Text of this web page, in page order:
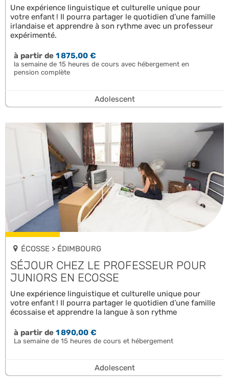
Une expérience linguistique et culturelle unique pour
votre enfant ! Il pourra partager le quotidien d’une famille
irlandaise et apprendre à son rythme avec un professeur
expérimenté.
à partir de1 875,00 €
la semaine de 15 heures de cours avec hébergement en
pension complète
Adolescent
ÉCOSSE > ÉDIMBOURG
SÉJOUR CHEZ LE PROFESSEUR POUR
JUNIORS EN ECOSSE
Une expérience linguistique et culturelle unique pour
votre enfant ! Il pourra partager le quotidien d’une famille
écossaise et apprendre la langue à son rythme
à partir de1 890,00 €
La semaine de 15 heures de cours et hébergement
Adolescent